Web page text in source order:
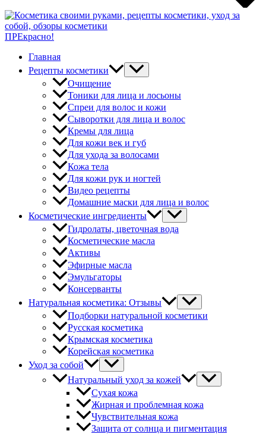
ПРЕкрасно!
Главная
Рецепты косметики
Очищение
Тоники для лица и лосьоны
Спреи для волос и кожи
Сыворотки для лица и волос
Кремы для лица
Для кожи век и губ
Для ухода за волосами
Кожа тела
Для кожи рук и ногтей
Видео рецепты
Домашние маски для лица и волос
Косметические ингредиенты
Гидролаты, цветочная вода
Косметические масла
Активы
Эфирные масла
Эмульгаторы
Консерванты
Натуральная косметика: Отзывы
Подборки натуральной косметики
Русская косметика
Крымская косметика
Корейская косметика
Уход за собой
Натуральный уход за кожей
Сухая кожа
Жирная и проблемная кожа
Чувствительная кожа
Защита от солнца и пигментация